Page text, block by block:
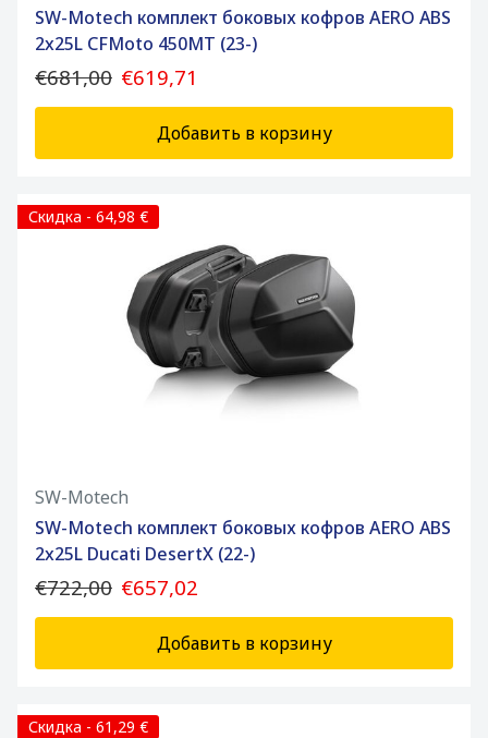
SW-Motech комплект боковых кофров AERO ABS
2x25L CFMoto 450MT (23-)
€681,00 €619,71
Добавить в корзину
Скидка - 64,98 €
SW-Motech
SW-Motech комплект боковых кофров AERO ABS
2x25L Ducati DesertX (22-)
€722,00 €657,02
Добавить в корзину
Скидка - 61,29 €